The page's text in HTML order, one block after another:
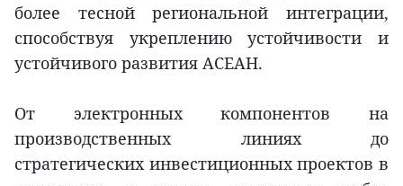
более тесной региональной интеграции,
способствуя укреплению устойчивости и
устойчивого развития АСЕАН.
От электронных компонентов на
производственных линиях до
стратегических инвестиционных проектов в